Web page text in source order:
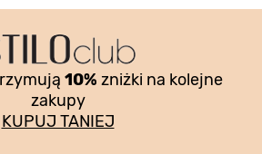
10% zniżki na kolejne
zakupy
KUPUJ TANIEJ